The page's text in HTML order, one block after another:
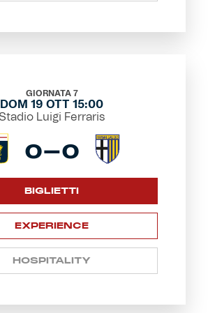
GIORNATA 7
DOM 19 OTT 15:00
Luigi Ferraris
0-0
BIGLIETTI
EXPERIENCE
HOSPITALITY